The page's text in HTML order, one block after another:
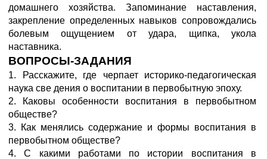
домашнего хозяйства. Запоминание наставления,
закрепление определенных навыков сопровождались
болевым ощущением от удара, щипка, укола
наставника.
ВОПРОСЫ-ЗАДАНИЯ
1. Расскажите, где черпает историко-педагогическая
наука све дения о воспитании в первобытную эпоху.
2. Каковы особенности воспитания в первобытном
обществе?
3. Как менялись содержание и формы воспитания в
первобытном обществе?
4. С какими работами по истории воспитания в